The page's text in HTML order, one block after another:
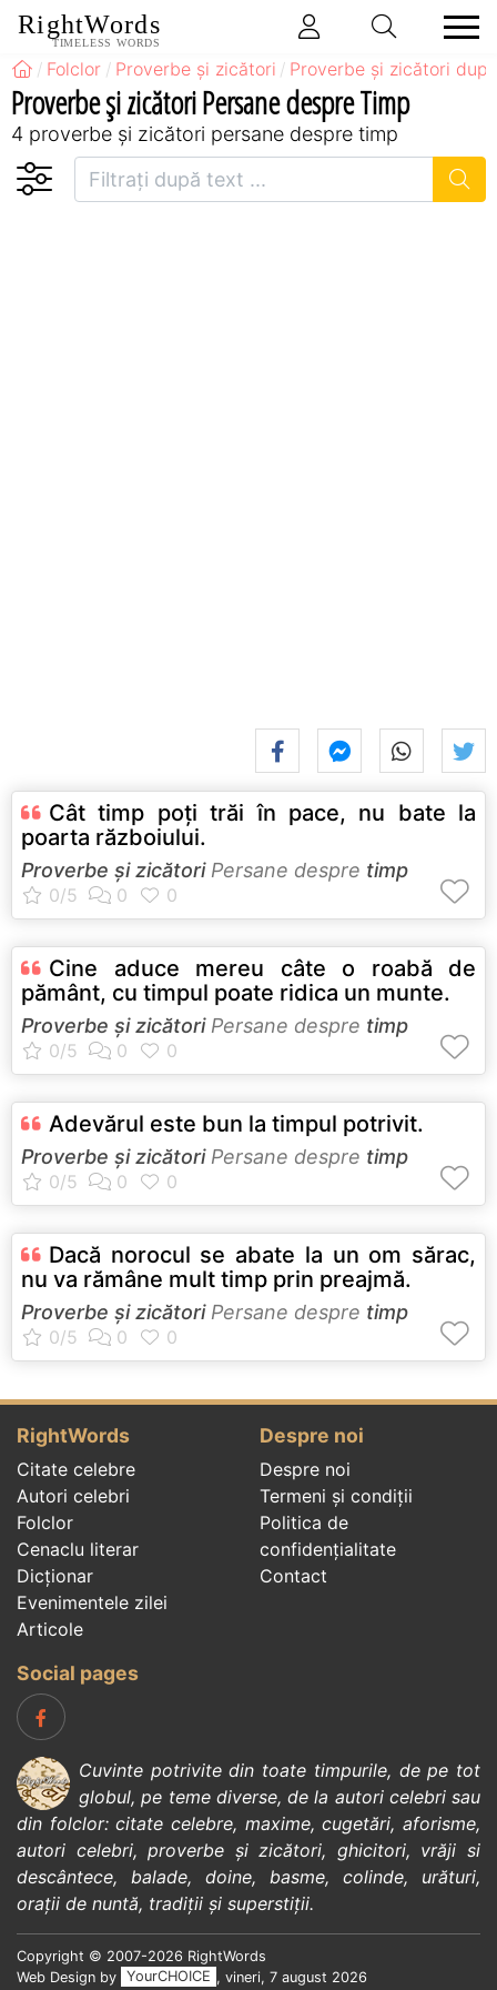
RightWords
TIMELESS WORDS
Folclor Proverbe și zicători Proverbe și zicători
Proverbe și zicători Persane despre Timp
4 proverbe și zicători persane despre timp
Cât timp poţi trăi în pace, nu bate la
poarta războiului.
Proverbe și zicătoriPersane despre timp
Cine aduce mereu câte o roabă de
pământ, cu timpul poate ridica un munte.
Proverbe și zicătoriPersane despre timp
Adevărul este bun la timpul potrivit.
Proverbe și zicătoriPersane despre timp
Dacă norocul se abate la un om sărac,
nu va rămâne mult timp prin preajmă.
Proverbe și zicătoriPersane despre timp
RightWords
Citate celebre
Autori celebri
Folclor
Cenaclu literar
Dicționar
Evenimentele zilei
Articole
Despre noi
Despre noi
Termeni și condiții
Politica de
confidenţialitate
Contact
Social pages
Cuvinte potrivite din toate timpurile, de pe tot
globul, pe teme diverse, de la autori celebrisau
din folclor:citate celebre, maxime,cugetări,aforisme,
autori celebri,proverbe și zicători, ghicitori, vrăji si
descântece, balade, doine, basme, colinde, urături,
orații de nuntă, tradiții și superstiții.
Copyright © 2007-2026 RightWords
Web Design by
YourCHOICE , vineri, 7 august 2026